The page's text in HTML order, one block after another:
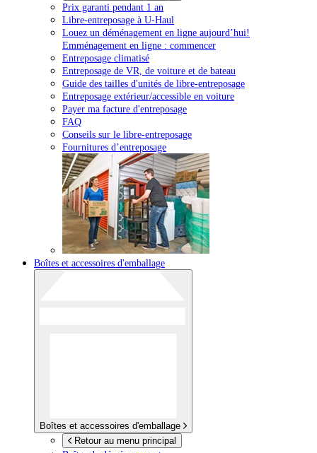
Prix garanti pendant 1 an
Libre-entreposage à U-Haul
Louez un déménagement en ligne aujourd’hui!
Emménagement en ligne : commencer
Entreposage climatisé
Entreposage de VR, de voiture et de bateau
Guide des tailles d'unités de libre-entreposage
Entreposage extérieur/accessible en voiture
Payer ma facture d'entreposage
FAQ
Conseils sur le libre-entreposage
Fournitures d’entreposage
Boîtes et accessoires d'emballage
Boîtes et accessoires d'emballage
Retour au menu principal